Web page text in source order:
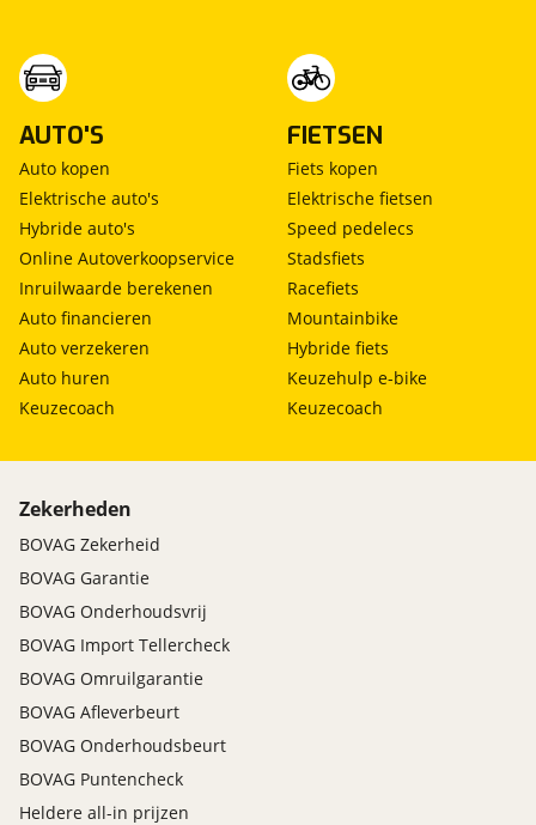
AUTO'S
Auto kopen
Elektrische auto's
Hybride auto's
Online Autoverkoopservice
Inruilwaarde berekenen
Auto financieren
Auto verzekeren
Auto huren
Keuzecoach
FIETSEN
Fiets kopen
Elektrische fietsen
Speed pedelecs
Stadsfiets
Racefiets
Mountainbike
Hybride fiets
Keuzehulp e-bike
Keuzecoach
Zekerheden
BOVAG Zekerheid
BOVAG Garantie
BOVAG Onderhoudsvrij
BOVAG Import Tellercheck
BOVAG Omruilgarantie
BOVAG Afleverbeurt
BOVAG Onderhoudsbeurt
BOVAG Puntencheck
Heldere all-in prijzen